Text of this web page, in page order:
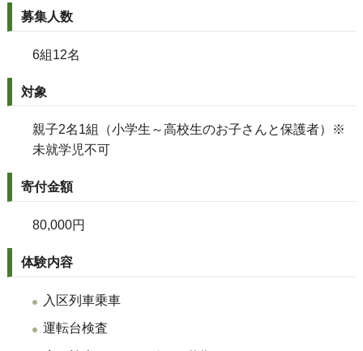
募集人数
6組12名
対象
親子2名1組（小学生～高校生のお子さんと保護者）※
未就学児不可
寄付金額
80,000円
体験内容
入区列車乗車
運転台検査